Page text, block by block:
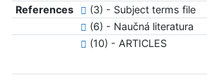
References
(3) - Subject terms file
(6) - Naučná literatura
(10) - ARTICLES